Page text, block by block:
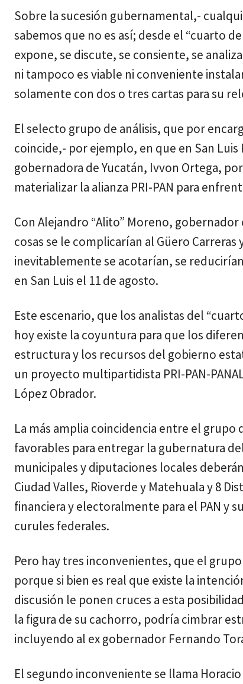
Sobre la sucesión gubernamental,-
sabemos que no es así; desde el “cuarto
expone, se discute, se consiente, se
ni tampoco es viable ni conveniente
solamente con dos o tres cartas para su
El selecto grupo de análisis, que por
coincide,- por ejemplo, en que en San
gobernadora de Yucatán, Ivvon Ortega,
materializar la alianza PRI-PAN para
Con Alejandro “Alito” Moreno,
cosas se le complicarían al Güero Carreras
inevitablemente se acotarían, se
en San Luis el 11 de agosto.
Este escenario, que los analistas del
hoy existe la coyuntura para que los
estructura y los recursos del gobierno
un proyecto multipartidista PRI-PAN-
López Obrador.
La más amplia coincidencia entre el grupo
favorables para entregar la gubernatura
municipales y diputaciones locales
Ciudad Valles, Rioverde y Matehuala y 8
financiera y electoralmente para el PAN y
curules federales.
Pero hay tres inconvenientes, que el
porque si bien es real que existe la
discusión le ponen cruces a esta
la figura de su cachorro, podría cimbrar
incluyendo al ex gobernador Fernando
El segundo inconveniente se llama